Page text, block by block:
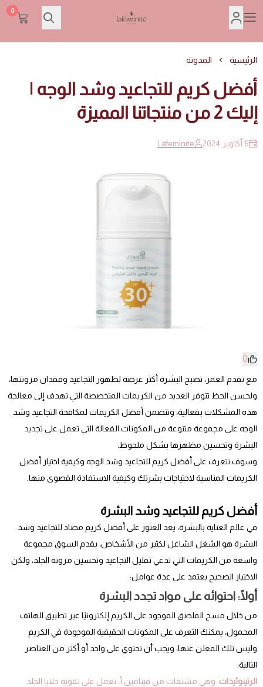
Lafeminite | لافمنيت
0
الرئيسية المدونة
أفضل كريم للتجاعيد وشد الوجه |
إليك 2 من منتجاتنا المميزة
6 أكتوبر 2024 Lafeminite
0
مع تقدم العمر، تصبح البشرة أكثر عرضة لظهور التجاعيد وفقدان مرونتها،
ولحسن الحظ تتوفر العديد من الكريمات المتخصصة التي تهدف إلى معالجة
هذه المشكلات بفعالية، وتتضمن أفضل الكريمات لمكافحة التجاعيد وشد
الوجه على مجموعة متنوعة من المكونات الفعالة التي تعمل على تجديد
البشرة وتحسين مظهرها بشكل ملحوظ.
وسوف نتعرف على أفضل كريم للتجاعيد وشد الوجه وكيفية اختيار أفضل
الكريمات المناسبة لاحتياجات بشرتك وكيفية الاستفادة القصوى منها.
أفضل كريم للتجاعيد وشد البشرة
في عالم العناية بالبشرة، يعد العثور على أفضل كريم مضاد للتجاعيد وشد
البشرة هو الشغل الشاغل لكثير من الأشخاص، يقدم السوق مجموعة
واسعة من الكريمات التي تدعي تقليل التجاعيد وتحسين مرونة الجلد، ولكن
الاختيار الصحيح يعتمد على عدة عوامل:
أولًا: احتوائه على مواد تجدد البشرة
من خلال مسح الملصق الموجود على الكريم إلكترونيًا عبر تطبيق الهاتف
المحمول، يمكنك التعرف على المكونات الحقيقية الموجودة في الكريم
وليس تلك المعلن عنها، ويجب أن تحتوي على واحد أو أكثر من العناصر
التالية:
الرتينوئيدات: وهي مشتقات من فيتامين أ، تعمل على تقوية خلايا الجلد